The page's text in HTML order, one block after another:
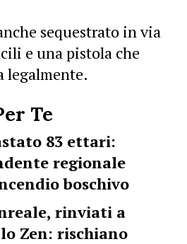
sequestrato in via
e una pistola che
legalmente.
Te
83 ettari:
regionale
boschivo
rinviati a
Zen: rischiano